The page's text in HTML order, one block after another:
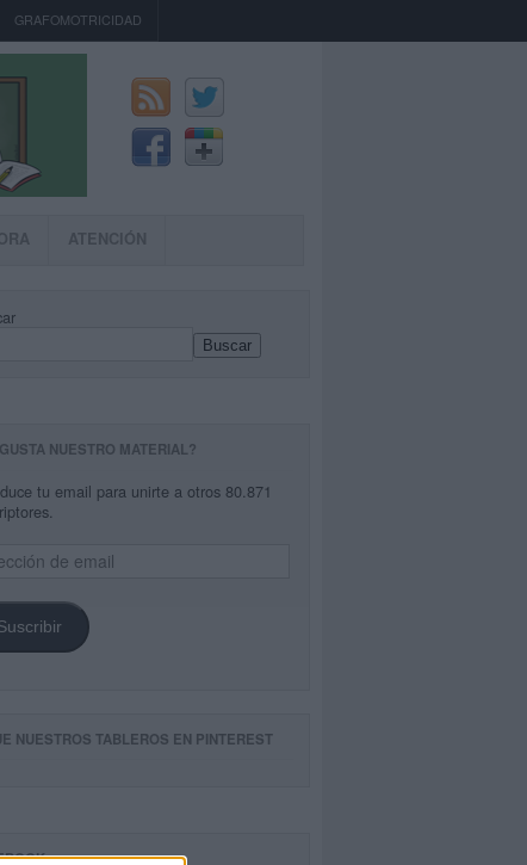
GRAFOMOTRICIDAD
ATENCIÓN
Buscar
NUESTRO MATERIAL?
tu email para unirte a otros 80.871
NUESTROS TABLEROS EN PINTEREST